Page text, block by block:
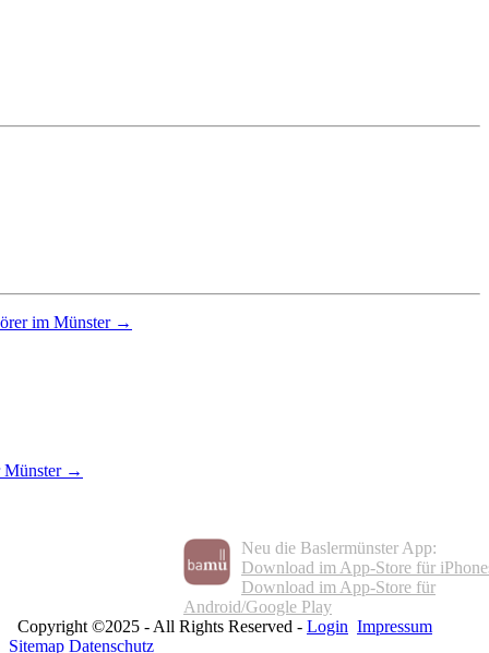
im Münster →
Münster →
Neu die Baslermünster App:
Download im App-Store für
Download im App-Store für
Android/Google Play
Copyright ©2025 - All Rights Reserved - Login Impressum
Sitemap Datenschutz